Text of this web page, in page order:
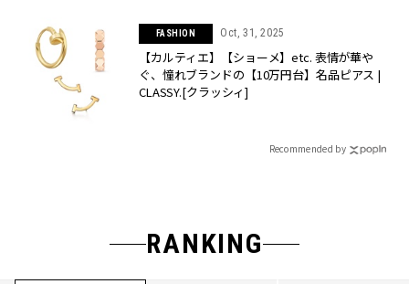
FASHION Oct, 31, 2025
【カルティエ】【ショーメ】etc. 表情が華や
ぐ、憧れブランドの【10万円台】名品ピアス |
CLASSY.[クラッシィ]
Recommended by
RANKING